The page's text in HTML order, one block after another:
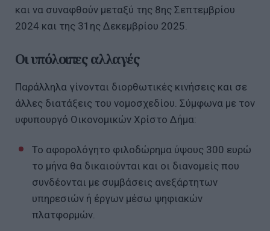
και να συναφθούν μεταξύ της 8ης Σεπτεμβρίου
2024 και της 31ης Δεκεμβρίου 2025.
Οι υπόλοιπες αλλαγές
Παράλληλα γίνονται διορθωτικές κινήσεις και σε
άλλες διατάξεις του νομοσχεδίου. Σύμφωνα με τον
υφυπουργό Οικονομικών Χρίστο Δήμα:
Το αφορολόγητο φιλοδώρημα ύψους 300 ευρώ
το μήνα θα δικαιούνται και οι διανομείς που
συνδέονται με συμβάσεις ανεξάρτητων
υπηρεσιών ή έργων μέσω ψηφιακών
πλατφορμών.